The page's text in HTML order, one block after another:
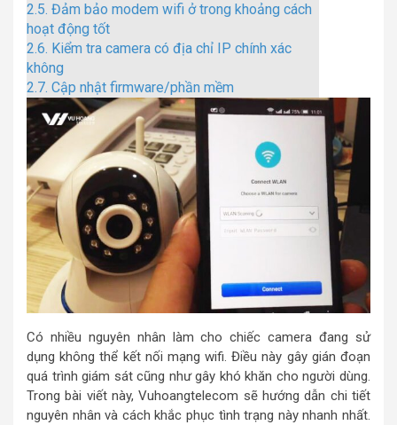
2.5. Đảm bảo modem wifi ở trong khoảng cách
hoạt động tốt
2.6. Kiểm tra camera có địa chỉ IP chính xác
không
2.7. Cập nhật firmware/phần mềm
Có nhiều nguyên nhân làm cho chiếc camera đang sử
dụng không thể kết nối mạng wifi. Điều này gây gián đoạn
quá trình giám sát cũng như gây khó khăn cho người dùng.
Trong bài viết này, Vuhoangtelecom sẽ hướng dẫn chi tiết
nguyên nhân và cách khắc phục tình trạng này nhanh nhất.